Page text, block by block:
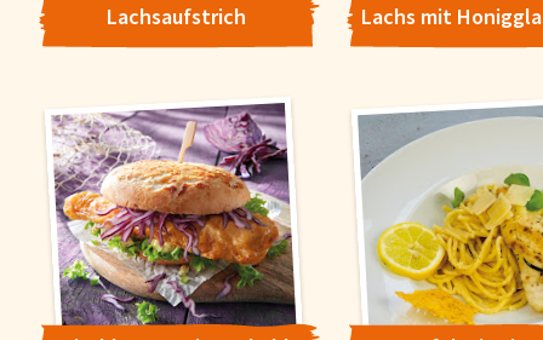
Lachsaufstrich